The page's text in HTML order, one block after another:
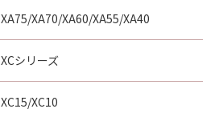
XA75/XA70/XA60/XA55/XA40
XCシリーズ
XC15/XC10